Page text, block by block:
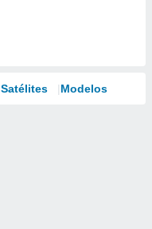
Satélites Modelos